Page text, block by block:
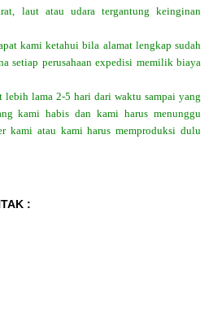
laut atau udara tergantung keinginan
kami ketahui bila alamat lengkap sudah
setiap perusahaan expedisi memilik biaya
lebih lama 2-5 hari dari waktu sampai yang
kami habis dan kami harus menunggu
kami atau kami harus memproduksi dulu
: